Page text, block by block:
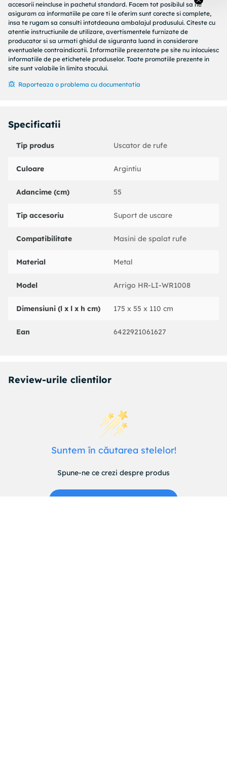
Datorita suprafetei de uscare din aluminiu, acesta este
foarte usor in comparatie cu alte uscatoare din metal si
poate fi folosit cu usurinta.
Caracteristici:
Cadru si brate din aluminiu;
Grosime teava picioare: 16-14 mm.
accesorii neincluse in pachetul standard. Facem tot posibilul sa ne
asiguram ca informatiile pe care ti le oferim sunt corecte si complete,
insa te rugam sa consulti intotdeauna ambalajul produsului. Citeste cu
atentie instructiunile de utilizare, avertismentele furnizate de
producator si sa urmati ghidul de siguranta luand in considerare
eventualele contraindicatii. Informatiile prezentate pe site nu inlocuiesc
informatiile de pe etichetele produselor. Toate promotiile prezente in
site sunt valabile în limita stocului.
Raporteaza o problema cu documentatia
Specificatii
Tip produs Uscator de rufe
Culoare Argintiu
Adancime (cm) 55
Tip accesoriu Suport de uscare
Compatibilitate Masini de spalat rufe
Material Metal
Model Arrigo HR-LI-WR1008
Dimensiuni (l x l x h cm) 175 x 55 x 110 cm
Ean 6422921061627
Review-urile clientilor
Suntem în căutarea stelelor!
Spune-ne ce crezi despre produs
Fii primul care scrie un review!